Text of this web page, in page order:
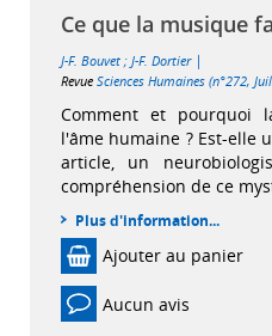
Ce que la musique
J-F. Bouvet ; J-F. Dortier |
Revue Sciences Humaines (n°272,
Comment et pourquoi
l'âme humaine ? Est-elle
article, un
compréhension de ce
Plus d'information...
Ajouter au panier
Aucun avis